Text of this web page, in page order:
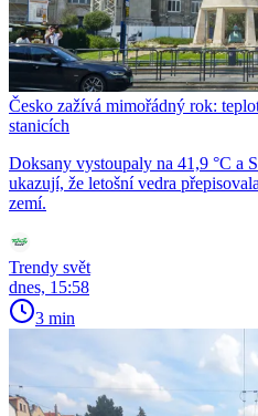
Česko zažívá mimořádný rok:
stanicích
Doksany vystoupaly na 41,9 °C a
ukazují, že letošní vedra
zemí.
Trendy svět
dnes, 15:58
3 min